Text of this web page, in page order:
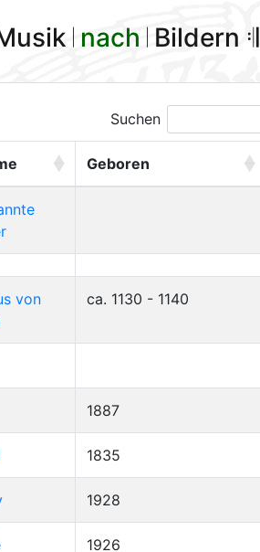
𝄀 nach 𝄀 Bildern 𝄇
Suchen
Geboren
von
ca. 1130 - 1140
1887
1835
1928
1926